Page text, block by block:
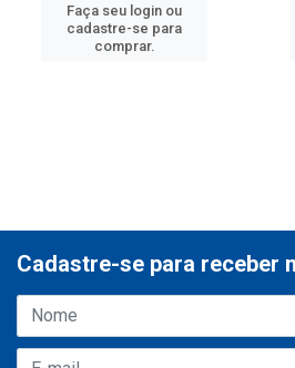
Faça seu login ou
cadastre-se para
comprar.
Cadastre-se para receber